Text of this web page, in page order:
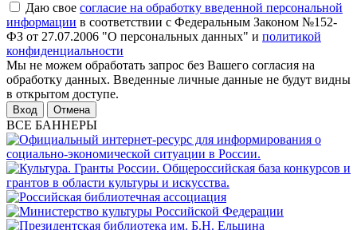
Даю свое согласие на обработку введенной персональной
информации в соответствии с Федеральным Законом №152-
ФЗ от 27.07.2006 "О персональных данных" и политикой
конфиденциальности
Мы не можем обработать запрос без Вашего согласия на
обработку данных. Введенные личные данные не будут видны
в открытом доступе.
Отмена
ВСЕ БАННЕРЫ